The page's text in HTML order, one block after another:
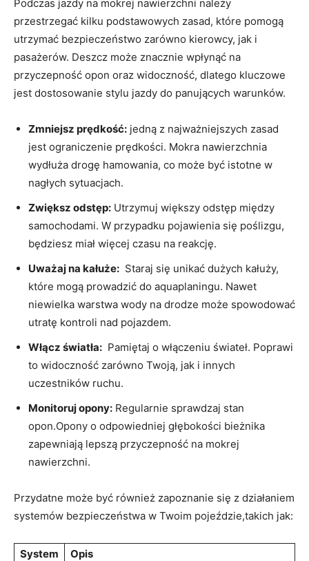
Podczas jazdy ‌na mokrej nawierzchni należy​
przestrzegać kilku podstawowych‍ zasad, które pomogą
utrzymać bezpieczeństwo​ zarówno kierowcy, jak i‌
pasażerów. Deszcz może znacznie⁣ wpłynąć ⁤na‌
przyczepność opon oraz‍ widoczność, dlatego‍ kluczowe
jest dostosowanie stylu jazdy do⁣ panujących warunków.
Zmniejsz prędkość: jedną z najważniejszych zasad
jest ograniczenie ⁤prędkości. Mokra nawierzchnia
wydłuża ⁢drogę hamowania, co może być‍ istotne w ​
nagłych sytuacjach.
Zwiększ odstęp: Utrzymuj większy odstęp między
samochodami. W przypadku pojawienia się poślizgu,
⁢będziesz ⁢miał ‌więcej ⁣czasu na reakcję.
Uważaj na kałuże: ‌ Staraj się unikać dużych ​kałuży,
które mogą⁣ prowadzić do aquaplaningu. ​Nawet
niewielka​ warstwa ⁤wody na drodze​ może spowodować
utratę kontroli nad pojazdem.
Włącz światła: ‌ Pamiętaj o włączeniu świateł. Poprawi
to ‍widoczność zarówno⁣ Twoją,⁤ jak i innych
uczestników ruchu.
Monitoruj opony: Regularnie ‌sprawdzaj ⁤stan
opon.Opony o odpowiedniej głębokości bieżnika
zapewniają lepszą przyczepność⁤ na mokrej⁣
nawierzchni.
Przydatne może ‌być również zapoznanie się ​z działaniem
systemów​ bezpieczeństwa w Twoim pojeździe,takich jak:
System Opis